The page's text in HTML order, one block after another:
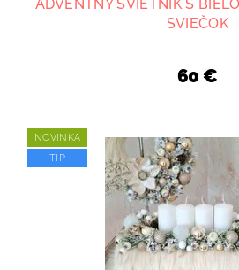
ADVENTNÝ SVIETNIK S
SVIEČOK
60 €
NOVINKA
TIP